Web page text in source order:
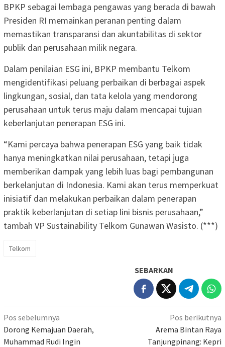
BPKP sebagai lembaga pengawas yang berada di bawah
Presiden RI memainkan peranan penting dalam
memastikan transparansi dan akuntabilitas di sektor
publik dan perusahaan milik negara.
Dalam penilaian ESG ini, BPKP membantu Telkom
mengidentifikasi peluang perbaikan di berbagai aspek
lingkungan, sosial, dan tata kelola yang mendorong
perusahaan untuk terus maju dalam mencapai tujuan
keberlanjutan penerapan ESG ini.
“Kami percaya bahwa penerapan ESG yang baik tidak
hanya meningkatkan nilai perusahaan, tetapi juga
memberikan dampak yang lebih luas bagi pembangunan
berkelanjutan di Indonesia. Kami akan terus memperkuat
inisiatif dan melakukan perbaikan dalam penerapan
praktik keberlanjutan di setiap lini bisnis perusahaan,”
tambah VP Sustainability Telkom Gunawan Wasisto. (***)
Telkom
SEBARKAN
Navigasi
pos
Pos sebelumnya
Dorong Kemajuan Daerah,
Muhammad Rudi Ingin
Pos berikutnya
Arema Bintan Raya
Tanjungpinang: Kepri